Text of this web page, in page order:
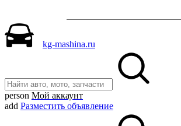
kg-mashina.ru
person Мой аккаунт
add Разместить объявление